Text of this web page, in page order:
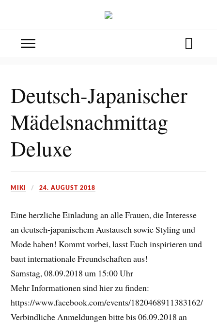
Deutsch-Japanischer
Mädelsnachmittag
Deluxe
MIKI 24. AUGUST 2018
Eine herzliche Einladung an alle Frauen, die Interesse
an deutsch-japanischem Austausch sowie Styling und
Mode haben! Kommt vorbei, lasst Euch inspirieren und
baut internationale Freundschaften aus!
Samstag, 08.09.2018 um 15:00 Uhr
Mehr Informationen sind hier zu finden:
https://www.facebook.com/events/1820468911383162/
Verbindliche Anmeldungen bitte bis 06.09.2018 an